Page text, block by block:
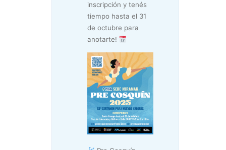
inscripción y tenés
tiempo hasta el 31
de octubre para
anotarte!